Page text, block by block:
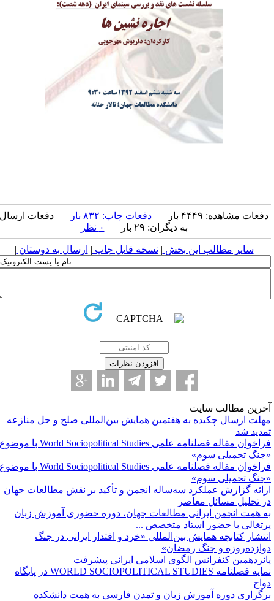
دفعات مشاهده: ۴۴۴۹ بار | دفعات چاپ: ۸۳۲ بار
| دفعات ارسال
به دیگران: ۲۹ بار |
سایر مطالب این بخش | نسخه قابل چاپ| ارسال به دوستان|
مطالب سایت
ارسال چکیده به هفتمین همایش بین‌المللی صلح و حل منازعه
شد
فراخوان مقاله فصلنامه علمی World Sociopolitical Studies با موضوع
تحمیلی سوم»
فراخوان مقاله فصلنامه علمی World Sociopolitical Studies با موضوع
تحمیلی سوم»
گزارش عملکرد سه‌ساله انجمن و تأکید بر نقش مطالعات جهان
تحلیل مسائل معاصر
همت انجمن ایرانی مطالعات جهان، دوره حضوری آموزش زبان
با حضور استاد متخصص ...
کتابچه همایش بین‌المللی «خرد و اقتدار ایرانی در جنگ
و جنگ رمضان»
کنفرانس الگوی اسلامی ایرانی پیشرفت
نمایه فصلنامه WORLD SOCIOPOLITICAL STUDIES ‌در پایگاه
دوره آموزش زبان و تمدن فارسی به همت دانشکده